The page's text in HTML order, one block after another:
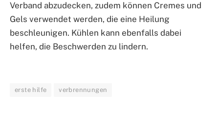
Verband abzudecken, zudem können Cremes und
Gels verwendet werden, die eine Heilung
beschleunigen. Kühlen kann ebenfalls dabei
helfen, die Beschwerden zu lindern.
erste hilfe verbrennungen